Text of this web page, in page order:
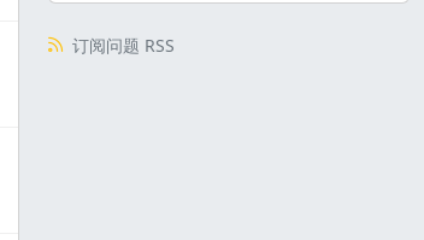
订阅问题 RSS